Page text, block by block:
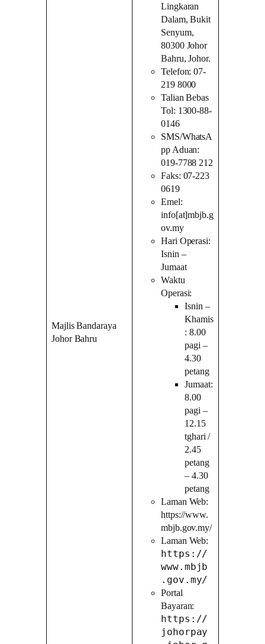
Majlis Bandaraya
Johor Bahru
Lingkaran
Dalam, Bukit
Senyum,
80300 Johor
Bahru, Johor.
Telefon: 07-
219 8000
Talian Bebas
Tol: 1300-88-
0146
SMS/WhatsA
pp Aduan:
019-7788 212
Faks: 07-223
0619
Emel:
info[at]mbjb.g
ov.my
Hari Operasi:
Isnin –
Jumaat
Waktu
Operasi:
Isnin –
Khamis
: 8.00
pagi –
4.30
petang
Jumaat:
8.00
pagi –
12.15
tghari /
2.45
petang
– 4.30
petang
Laman Web:
https://www.
mbjb.gov.my/
Laman Web:
https://
www.mbjb
.gov.my/
Portal
Bayaran:
https://
johorpay